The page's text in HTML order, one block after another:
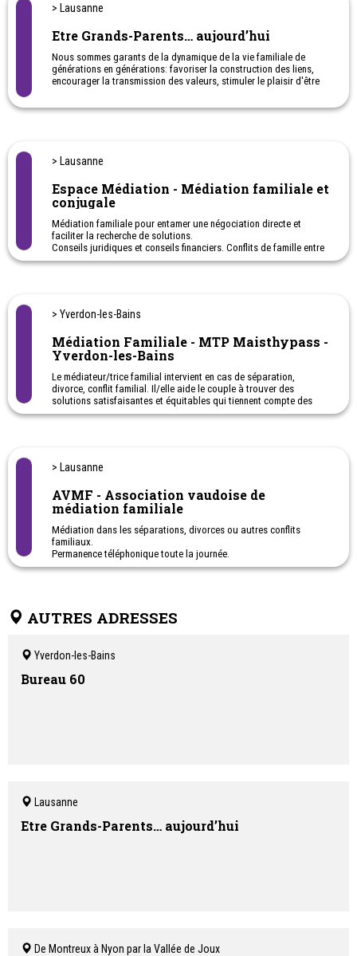
> Lausanne
Etre Grands-Parents… aujourd’hui
Nous sommes garants de la dynamique de la vie familiale de
générations en générations: favoriser la construction des liens,
encourager la transmission des valeurs, stimuler le plaisir d'être
> Lausanne
Espace Médiation - Médiation familiale et
conjugale
Médiation familiale pour entamer une négociation directe et
faciliter la recherche de solutions.
Conseils juridiques et conseils financiers. Conflits de famille entre
parent(s) - enfants - Grands-parents... Conflits conjugaux,
> Yverdon-les-Bains
Médiation Familiale - MTP Maisthypass -
Yverdon-les-Bains
Le médiateur/trice familial intervient en cas de séparation,
divorce, conflit familial. Il/elle aide le couple à trouver des
solutions satisfaisantes et équitables qui tiennent compte des
besoins de chaque membre de la famille.
> Lausanne
AVMF - Association vaudoise de
médiation familiale
Médiation dans les séparations, divorces ou autres conflits
familiaux.
Permanence téléphonique toute la journée.
AUTRES ADRESSES
Yverdon-les-Bains
Bureau 60
Lausanne
Etre Grands-Parents… aujourd’hui
De Montreux à Nyon par la Vallée de Joux